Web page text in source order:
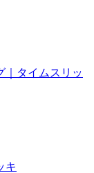
｜タイムスリッ
キ